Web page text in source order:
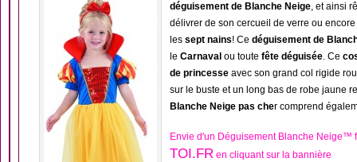
déguisement de Blanche Neige, et ainsi
délivrer de son cercueil de verre ou
les sept nains! Ce déguisement de
le Carnaval ou toute fête déguisée. Ce
de princesse avec son grand col rigide
sur le buste et un long bas de robe jaune
Blanche Neige pas cher comprend
Envie d'un Déguisement Blanche Neige™
TOI.FR en cliquant sur la bannière